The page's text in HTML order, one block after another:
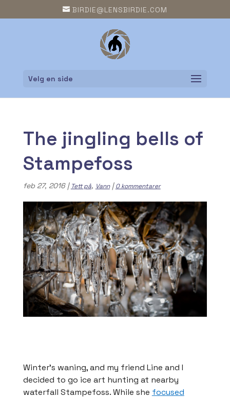
BIRDIE@LENSBIRDIE.COM
Velg en side
The jingling bells of
Stampefoss
feb 27, 2016| Tett på, Vann|0 kommentarer
Winter’s waning, and my friend Line and I
decided to go ice art hunting at nearby
waterfall Stampefoss. While she focused